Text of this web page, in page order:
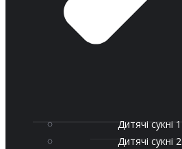
Дитячі сукні 1
Дитячі сукні 2